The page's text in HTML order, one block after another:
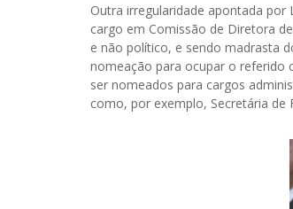
Outra irregularidade apontada por
cargo em Comissão de Diretora
e não político, e sendo madrasta
nomeação para ocupar o referido
ser nomeados para cargos
como, por exemplo, Secretária de